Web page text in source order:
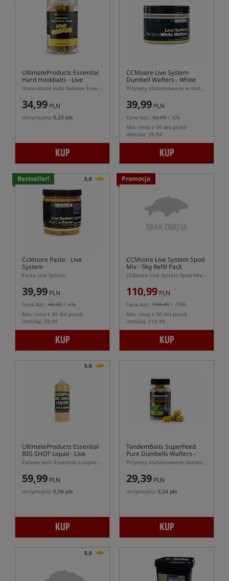
UltimateProducts Essential
Hard Hookbaits - Live
Creme
Utwardzane kulki hakowe Essential Live Creme
34,99 PLN
otrzymujesz 0,33 pkt
KUP
CCMoore Live System
Dumbell Wafters - White
Przynęty zbalansowane w kształcie dumbells w białym kolorze
39,99 PLN
Cena kat.: 42,69 / -6%
Min. cena z 30 dni przed
obniżką: 39.99
KUP
Bestseller! 5,0
CcMoore Paste - Live
System
Pasta Live System
39,99 PLN
Cena kat.: 42,69 / -6%
Min. cena z 30 dni przed
obniżką: 39.99
KUP
Promocja
CCMoore Live System Spod
Mix - 5kg Refill Pack
CCMoore Live System Spod Mix – Zanętowy miks 5 kg w opakowaniu uzupełniającym
110,99 PLN
Cena kat.: 130,49 / -15%
Min. cena z 30 dni przed
obniżką: 110.99
KUP
5,0
UltimateProducts Essential
BIG SHOT Liquid - Live
Creme
Zalewa serii Essential o zapachu Live Creme
59,99 PLN
otrzymujesz 0,56 pkt
KUP
TandemBaits SuperFeed
Pure Dumbells Wafters -
Live Citrus
Przynęty zbalansowane dumbells cytrus
29,39 PLN
otrzymujesz 0,24 pkt
KUP
5,0